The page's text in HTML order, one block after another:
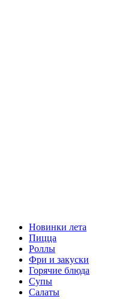
Новинки лета
Пицца
Роллы
Фри и закуски
Горячие блюда
Супы
Салаты